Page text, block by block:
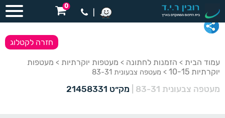
0
עמוד הבית > הזמנות לחתונה > מעטפות יוקרתיות > מעטפות
יוקרתיות 10-15
> מעטפה צבעונית 83-31
מעטפה צבעונית 83-31 מק״ט 21458331
חזרה לקטלוג